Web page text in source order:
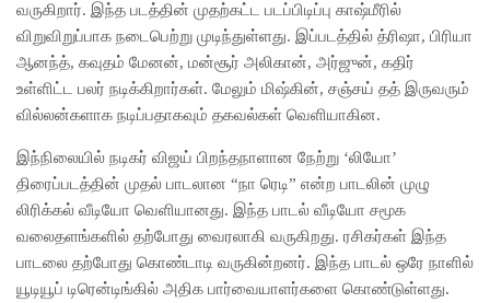
வருகிறார். இந்த படத்தின் முதற்கட்ட படப்பிடிப்பு காஷ்மீரில்
விறுவிறுப்பாக நடைபெற்று முடிந்துள்ளது. இப்படத்தில் த்ரிஷா, பிரியா
ஆனந்த், கவுதம் மேனன், மன்சூர் அலிகான், அர்ஜுன், கதிர்
உள்ளிட்ட பலர் நடிக்கிறார்கள். மேலும் மிஷ்கின், சஞ்சய் தத் இருவரும்
வில்லன்களாக நடிப்பதாகவும் தகவல்கள் வெளியாகின.
இந்நிலையில் நடிகர் விஜய் பிறந்தநாளான நேற்று ‘லியோ’
திரைப்படத்தின் முதல் பாடலான “நா ரெடி” என்ற பாடலின் முழு
லிரிக்கல் வீடியோ வெளியானது. இந்த பாடல் வீடியோ சமூக
வலைதளங்களில் தற்போது வைரலாகி வருகிறது. ரசிகர்கள் இந்த
பாடலை தற்போது கொண்டாடி வருகின்றனர். இந்த பாடல் ஒரே நாளில்
யூடியூப் டிரென்டிங்கில் அதிக பார்வையாளர்களை கொண்டுள்ளது.